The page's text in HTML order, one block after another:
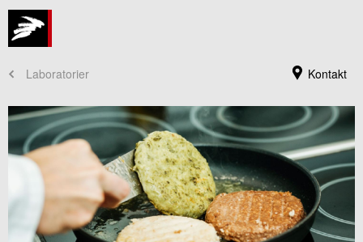
Kontakt
Laboratorier